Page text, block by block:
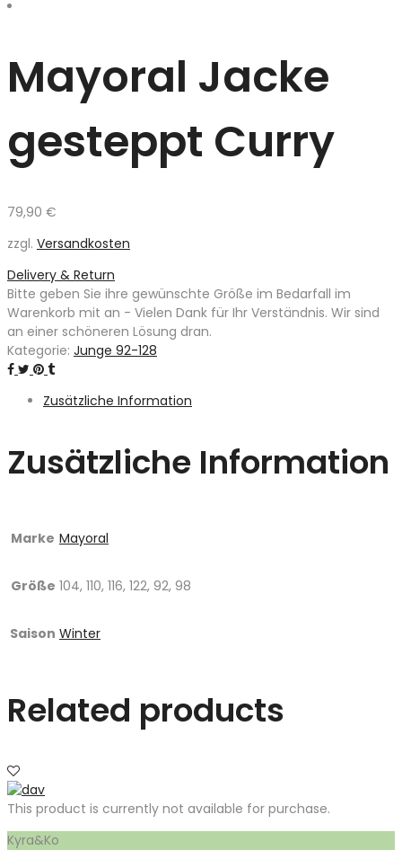
Mayoral Jacke
gesteppt Curry
79,90 €
zzgl. Versandkosten
Delivery & Return
Bitte geben Sie ihre gewünschte Größe im Bedarfall im
Warenkorb mit an - Vielen Dank für Ihr Verständnis. Wir sind
an einer schöneren Lösung dran.
Kategorie: Junge 92-128
Zusätzliche Information
Zusätzliche Information
Marke Mayoral
Größe 104, 110, 116, 122, 92, 98
Saison Winter
Related products
This product is currently not available for purchase.
Kyra&Ko